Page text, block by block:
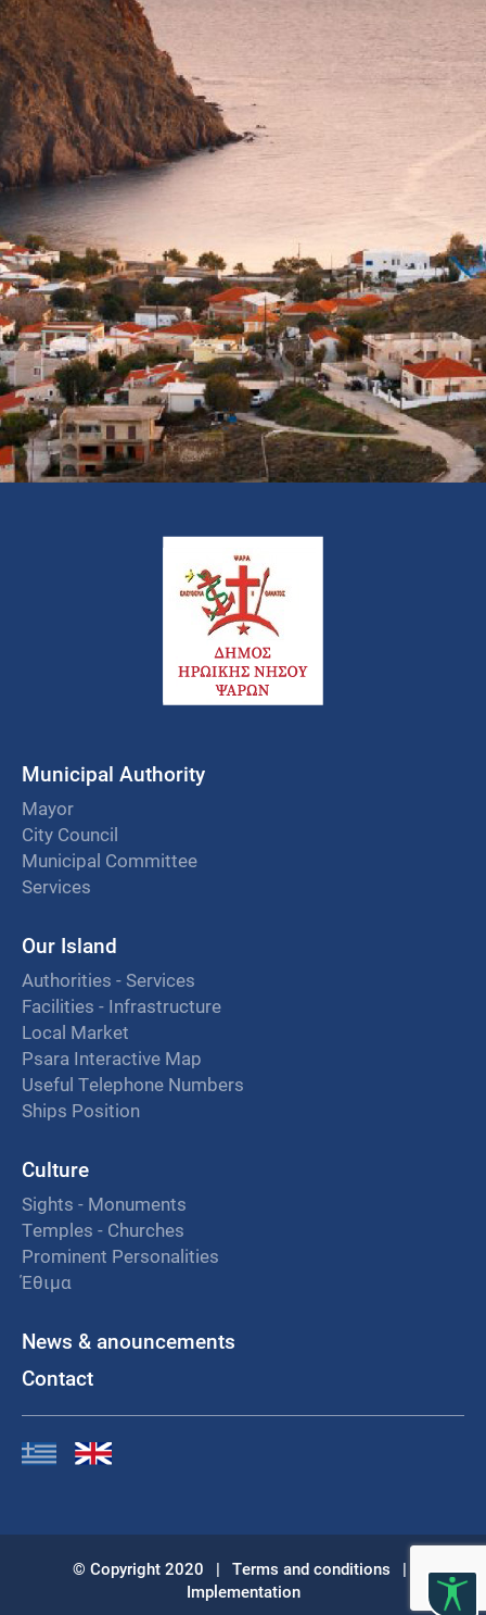
Municipal Authority
Mayor
City Council
Municipal Committee
Services
Our Island
Authorities - Services
Facilities - Infrastructure
Local Market
Psara Interactive Map
Useful Telephone Numbers
Ships Position
Culture
Sights - Monuments
Temples - Churches
Prominent Personalities
Έθιμα
News & anouncements
Contact
© Copyright 2020 | Terms and conditions
|
Implementation